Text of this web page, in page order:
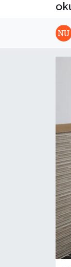
Tokat Spor
Ekonomi
Son
Haber